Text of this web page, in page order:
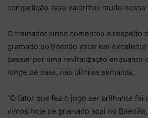
competição. Isso valorizou muito nossa
O treinador ainda comentou a respeito
gramado do Baenão estar em
passar por uma revitalização enquanto
longe de casa, nas últimas semanas.
“O fator que fez o jogo ser brilhante foi
vimos hoje de gramado aqui no